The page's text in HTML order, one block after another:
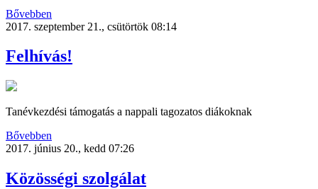
Bővebben
2017. szeptember 21., csütörtök 08:14
Felhívás!
Tanévkezdési támogatás a nappali tagozatos diákoknak
Bővebben
2017. június 20., kedd 07:26
Közösségi szolgálat